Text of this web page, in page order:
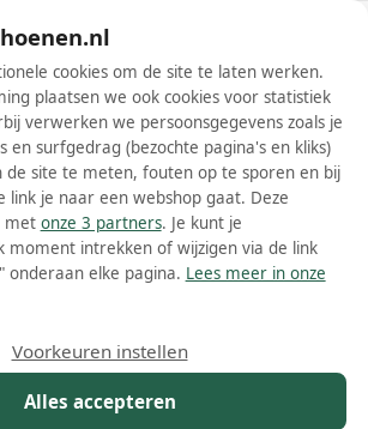
Schoenen.nl
Wis filters Alle filters
dames laarzen
Kleur Prijs
cookies om de site te laten werken.
plaatsen we ook cookies voor statistiek
verwerken we persoonsgegevens zoals je
en surfgedrag (bezochte pagina's en kliks)
site te meten, fouten op te sporen en bij
link je naar een webshop gaat. Deze
met onze 3 partners. Je kunt je
moment intrekken of wijzigen via de link
onderaan elke pagina. Lees meer in onze
Alles accepteren
Voorkeuren instellen